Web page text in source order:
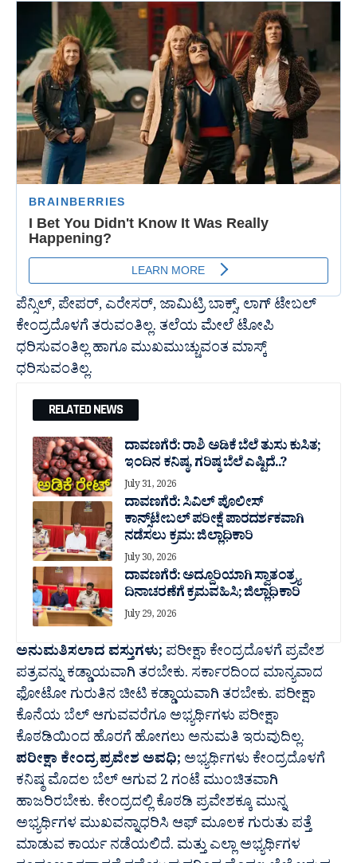
ಪೆನ್ಸಿಲ್, ಪೇಪರ್, ಎರೇಸರ್, ಜಾಮಿಟ್ರಿ ಬಾಕ್ಸ್, ಲಾಗ್ ಟೇಬಲ್
ಕೇಂದ್ರದೊಳಗೆ ತರುವಂತಿಲ್ಲ. ತಲೆಯ ಮೇಲೆ ಟೋಪಿ
ಧರಿಸುವಂತಿಲ್ಲ ಹಾಗೂ ಮುಖಮುಚ್ಚುವಂತ ಮಾಸ್ಕ್
ಧರಿಸುವಂತಿಲ್ಲ.
RELATED NEWS
ದಾವಣಗೆರೆ: ರಾಶಿ ಅಡಿಕೆ ಬೆಲೆ ತುಸು‌ ಕುಸಿತ;
ಇಂದಿನ ಕನಿಷ್ಠ, ಗರಿಷ್ಠ ಬೆಲೆ ಎಷ್ಟಿದೆ..?
July 31, 2026
ದಾವಣಗೆರೆ: ಸಿವಿಲ್ ಪೊಲೀಸ್
ಕಾನ್ಸ್‌ಟೇಬಲ್ ಪರೀಕ್ಷೆ ಪಾರದರ್ಶಕವಾಗಿ
ನಡೆಸಲು ಕ್ರಮ: ಜಿಲ್ಲಾಧಿಕಾರಿ
July 30, 2026
ದಾವಣಗೆರೆ: ಅದ್ದೂರಿಯಾಗಿ ಸ್ವಾತಂತ್ರ್ಯ
ದಿನಾಚರಣೆಗೆ ಕ್ರಮವಹಿಸಿ; ಜಿಲ್ಲಾಧಿಕಾರಿ
July 29, 2026
ಅನುಮತಿಸಲಾದ ವಸ್ತುಗಳು; ಪರೀಕ್ಷಾ ಕೇಂದ್ರದೊಳಗೆ ಪ್ರವೇಶ
ಪತ್ರವನ್ನು ಕಡ್ಡಾಯವಾಗಿ ತರಬೇಕು. ಸರ್ಕಾರದಿಂದ ಮಾನ್ಯವಾದ
ಫೋಟೋ ಗುರುತಿನ ಚೀಟಿ ಕಡ್ಡಾಯವಾಗಿ ತರಬೇಕು. ಪರೀಕ್ಷಾ
ಕೊನೆಯ ಬೆಲ್ ಆಗುವವರೆಗೂ ಅಭ್ಯರ್ಥಿಗಳು ಪರೀಕ್ಷಾ
ಕೊಠಡಿಯಿಂದ ಹೊರಗೆ ಹೋಗಲು ಅನುಮತಿ ಇರುವುದಿಲ್ಲ.
ಪರೀಕ್ಷಾ ಕೇಂದ್ರ ಪ್ರವೇಶ ಅವಧಿ; ಅಭ್ಯರ್ಥಿಗಳು ಕೇಂದ್ರದೊಳಗೆ
ಕನಿಷ್ಠ ಮೊದಲ ಬೆಲ್ ಆಗುವ 2 ಗಂಟೆ ಮುಂಚಿತವಾಗಿ
ಹಾಜರಿರಬೇಕು. ಕೇಂದ್ರದಲ್ಲಿ ಕೊಠಡಿ ಪ್ರವೇಶಕ್ಕೂ ಮುನ್ನ
ಅಭ್ಯರ್ಥಿಗಳ ಮುಖವನ್ನಾಧರಿಸಿ ಆಫ್ ಮೂಲಕ ಗುರುತು ಪತ್ತೆ
ಮಾಡುವ ಕಾರ್ಯ ನಡೆಯಲಿದೆ. ಮತ್ತು ಎಲ್ಲಾ ಅಭ್ಯರ್ಥಿಗಳ